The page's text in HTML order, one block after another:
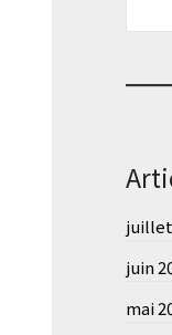
juillet
juin
mai